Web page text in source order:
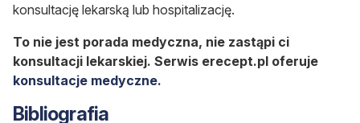
konsultację lekarską lub hospitalizację.
To nie jest porada medyczna, nie zastąpi ci
konsultacji lekarskiej. Serwis erecept.pl oferuje
konsultacje medyczne.
Bibliografia